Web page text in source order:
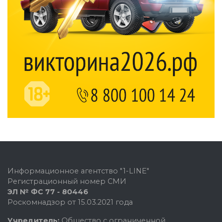
Информационное агентство "1-LINE"
Регистрационный номер СМИ
ЭЛ № ФС 77 - 80446
Роскомнадзор от 15.03.2021 года